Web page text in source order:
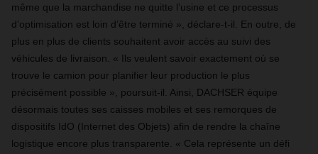
même que la marchandise ne quitte l’usine et ce processus
d’optimisation est loin d’être terminé », déclare-t-il. En outre, de
plus en plus de clients souhaitent avoir accès au suivi des
véhicules de livraison. « Ils veulent savoir exactement où se
trouve le camion pour planifier leur production le plus
précisément possible », poursuit-il. Ainsi, DACHSER équipe
désormais toutes ses caisses mobiles et ses remorques de
dispositifs IdO (Internet des Objets) afin de rendre la chaîne
logistique encore plus transparente. « Cela représente un défi